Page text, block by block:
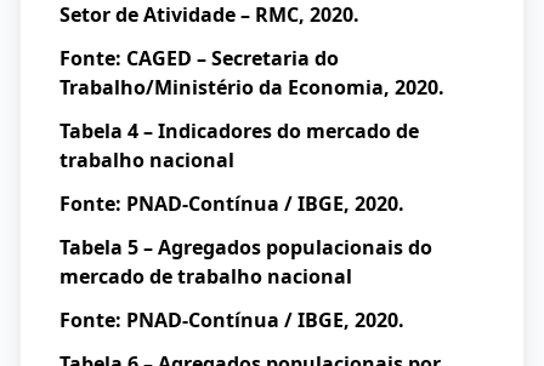
Setor de Atividade – RMC, 2020.
Fonte: CAGED – Secretaria do
Trabalho/Ministério da Economia, 2020.
Tabela 4 – Indicadores do mercado de
trabalho nacional
Fonte: PNAD-Contínua / IBGE, 2020.
Tabela 5 – Agregados populacionais do
mercado de trabalho nacional
Fonte: PNAD-Contínua / IBGE, 2020.